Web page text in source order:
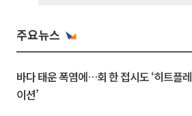
주요뉴스
바다 태운 폭염에…회 한 접시도 ‘히트플레
이션’